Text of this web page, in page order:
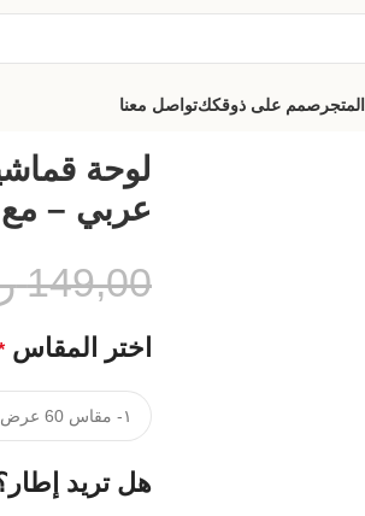
المتجر صمم على ذوقككتواصل معنا
لوحة
عربي –
149,00
اختر المقاس
هل تريد